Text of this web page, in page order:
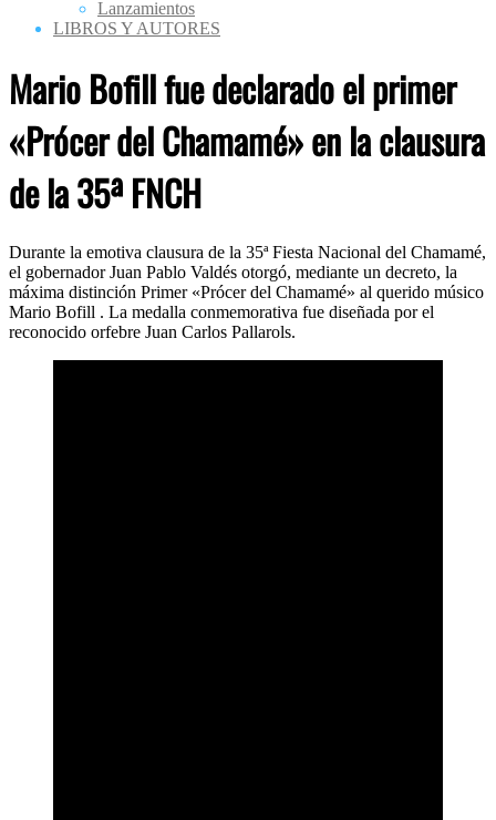
Lanzamientos
LIBROS Y AUTORES
Mario Bofill fue declarado el primer
«Prócer del Chamamé» en la clausura
de la 35ª FNCH
Durante la emotiva clausura de la 35ª Fiesta Nacional del Chamamé,
el gobernador Juan Pablo Valdés otorgó, mediante un decreto, la
máxima distinción Primer «Prócer del Chamamé» al querido músico
Mario Bofill . La medalla conmemorativa fue diseñada por el
reconocido orfebre Juan Carlos Pallarols.